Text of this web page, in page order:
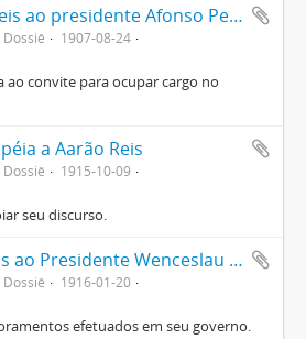
Cartão de Aarão Reis ao presidente Afonso Pena
Dossiê
1907-08-24
ao convite para ocupar cargo no
a Aarão Reis
Dossiê
1915-10-09
seu discurso.
Carta de Aarão Reis ao Presidente Wenceslau Brás
Dossiê
1916-01-20
efetuados em seu governo.